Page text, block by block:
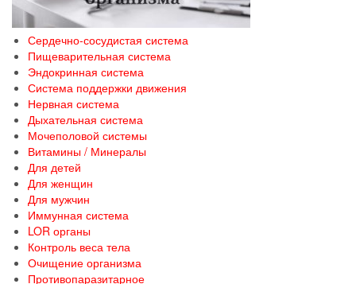
Сердечно-сосудистая система
Пищеварительная система
Эндокринная система
Система поддержки движения
Нервная система
Дыхательная система
Мочеполовой системы
Витамины / Минералы
Для детей
Для женщин
Для мужчин
Иммунная система
LOR органы
Контроль веса тела
Очищение организма
Противопаразитарное